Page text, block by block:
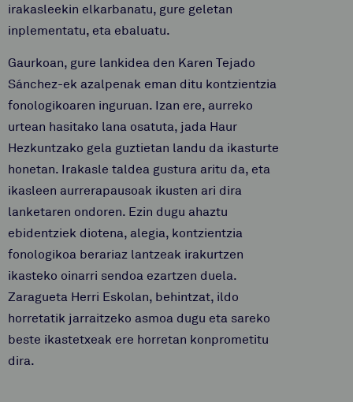
irakasleekin elkarbanatu, gure geletan
inplementatu, eta ebaluatu.
Gaurkoan, gure lankidea den Karen Tejado
Sánchez-ek azalpenak eman ditu kontzientzia
fonologikoaren inguruan. Izan ere, aurreko
urtean hasitako lana osatuta, jada Haur
Hezkuntzako gela guztietan landu da ikasturte
honetan. Irakasle taldea gustura aritu da, eta
ikasleen aurrerapausoak ikusten ari dira
lanketaren ondoren. Ezin dugu ahaztu
ebidentziek diotena, alegia, kontzientzia
fonologikoa berariaz lantzeak irakurtzen
ikasteko oinarri sendoa ezartzen duela.
Zaragueta Herri Eskolan, behintzat, ildo
horretatik jarraitzeko asmoa dugu eta sareko
beste ikastetxeak ere horretan konprometitu
dira.